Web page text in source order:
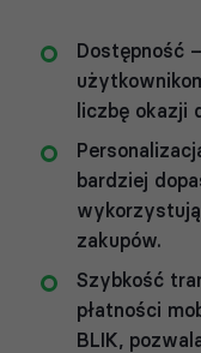
Dostępność
liczbę okazji
bardziej
zakupów.
Szybkość
płatności
BLIK,